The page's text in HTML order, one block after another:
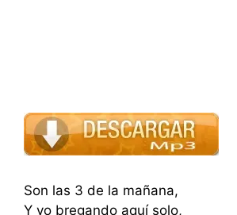
Son las 3 de la mañana,
Y yo bregando aquí solo,